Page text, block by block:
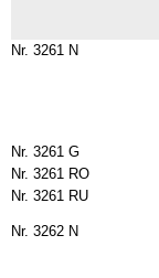
Nr. 3261 N
Nr. 3261 G
Nr. 3261 RO
Nr. 3261 RU
Nr. 3262 N